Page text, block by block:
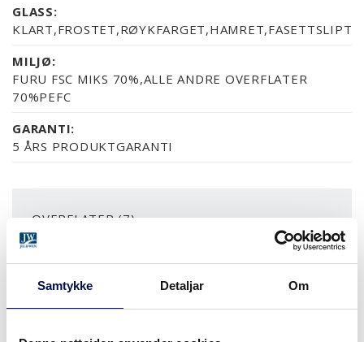
Samtykke Detaljar Om
GLASS:
KLART,FROSTET,RØYKFARGET,HAMRET,FASETTSLIPT
MILJØ:
FURU FSC MIKS 70%,ALLE ANDRE OVERFLATER
70%PEFC
GARANTI:
5 ÅRS PRODUKTGARANTI
OVERFLATER (7)
ASK SORT
FURU KLARLAKK
FURU